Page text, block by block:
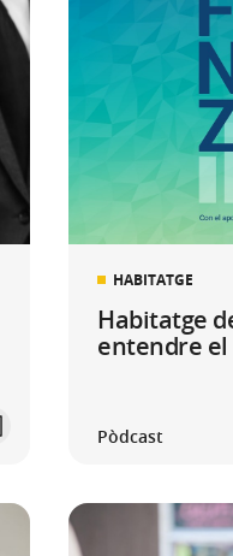
HABITATGE
Habitatge
entendre
Pòdcast